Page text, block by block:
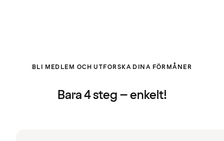
BLI MEDLEM OCH UTFORSKA DINA FÖRMÅNER
Bara 4 steg – enkelt!